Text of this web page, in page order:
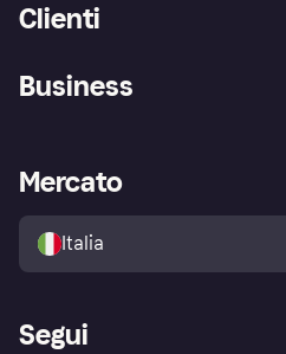
Clienti
Assistenza
Esplora i negozi
Politica di protezione
dell'acquirente Klarna
Business
Accesso aziende
Mercato
Italia
Segui